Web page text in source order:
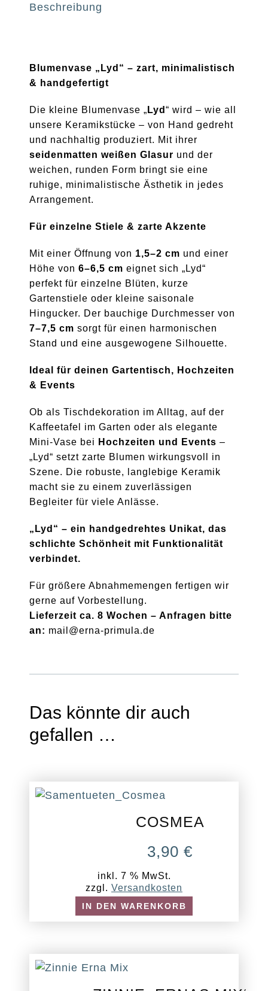
Beschreibung
Blumenvase „Lyd“ – zart, minimalistisch
& handgefertigt
Die kleine Blumenvase „ Lyd“ wird – wie all
unsere Keramikstücke – von Hand gedreht
und nachhaltig produziert. Mit ihrer
seidenmatten weißen Glasur und der
weichen, runden Form bringt sie eine
ruhige, minimalistische Ästhetik in jedes
Arrangement.
Für einzelne Stiele & zarte Akzente
Mit einer Öffnung von 1,5–2 cm und einer
Höhe von6–6,5 cm eignet sich „Lyd“
perfekt für einzelne Blüten, kurze
Gartenstiele oder kleine saisonale
Hingucker. Der bauchige Durchmesser von
7–7,5 cm sorgt für einen harmonischen
Stand und eine ausgewogene Silhouette.
Ideal für deinen Gartentisch, Hochzeiten
& Events
Ob als Tischdekoration im Alltag, auf der
Kaffeetafel im Garten oder als elegante
Mini-Vase bei Hochzeiten und Events –
„Lyd“ setzt zarte Blumen wirkungsvoll in
Szene. Die robuste, langlebige Keramik
macht sie zu einem zuverlässigen
Begleiter für viele Anlässe.
„Lyd“ – ein handgedrehtes Unikat, das
schlichte Schönheit mit Funktionalität
verbindet.
Für größere Abnahmemengen fertigen wir
gerne auf Vorbestellung.
Lieferzeit ca. 8 Wochen – Anfragen bitte
an: mail@erna-primula.de
Das könnte dir auch
gefallen …
COSMEA
3,90€
inkl. 7 % MwSt.
zzgl. Versandkosten
IN DEN WARENKORB